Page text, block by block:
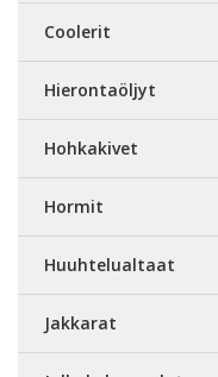
Coolerit
Hierontaöljyt
Hohkakivet
Hormit
Huuhtelualtaat
Jakkarat